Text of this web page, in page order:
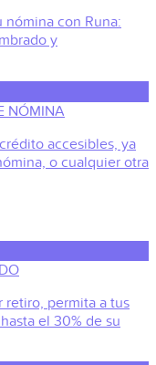
nómina con Runa:
y
NÓMINA
accesibles, ya
o cualquier otra
retiro, permita a tus
el 30% de su